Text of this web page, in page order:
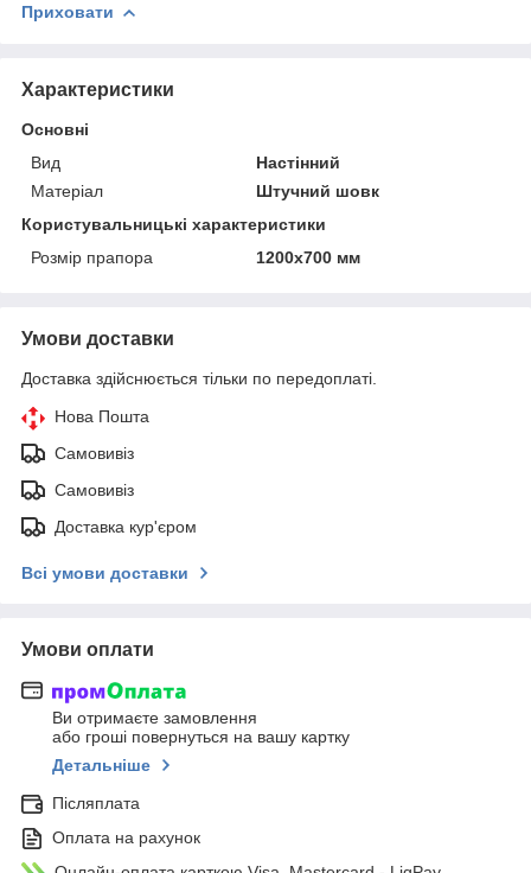
Приховати
Характеристики
Основні
Вид
Настінний
Матеріал
Штучний шовк
Користувальницькі характеристики
Розмір прапора
1200х700 мм
Умови доставки
Доставка здійснюється тільки по передоплаті.
Нова Пошта
Самовивіз
Самовивіз
Доставка кур'єром
Всі умови доставки
Умови оплати
Ви отримаєте замовлення
або гроші повернуться на вашу картку
Детальніше
Післяплата
Оплата на рахунок